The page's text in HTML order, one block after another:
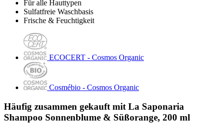
Für alle Hauttypen
Sulfatfreie Waschbasis
Frische & Feuchtigkeit
ECOCERT - Cosmos Organic
Cosmébio - Cosmos Organic
Häufig zusammen gekauft mit La Saponaria
Shampoo Sonnenblume & Süßorange, 200 ml